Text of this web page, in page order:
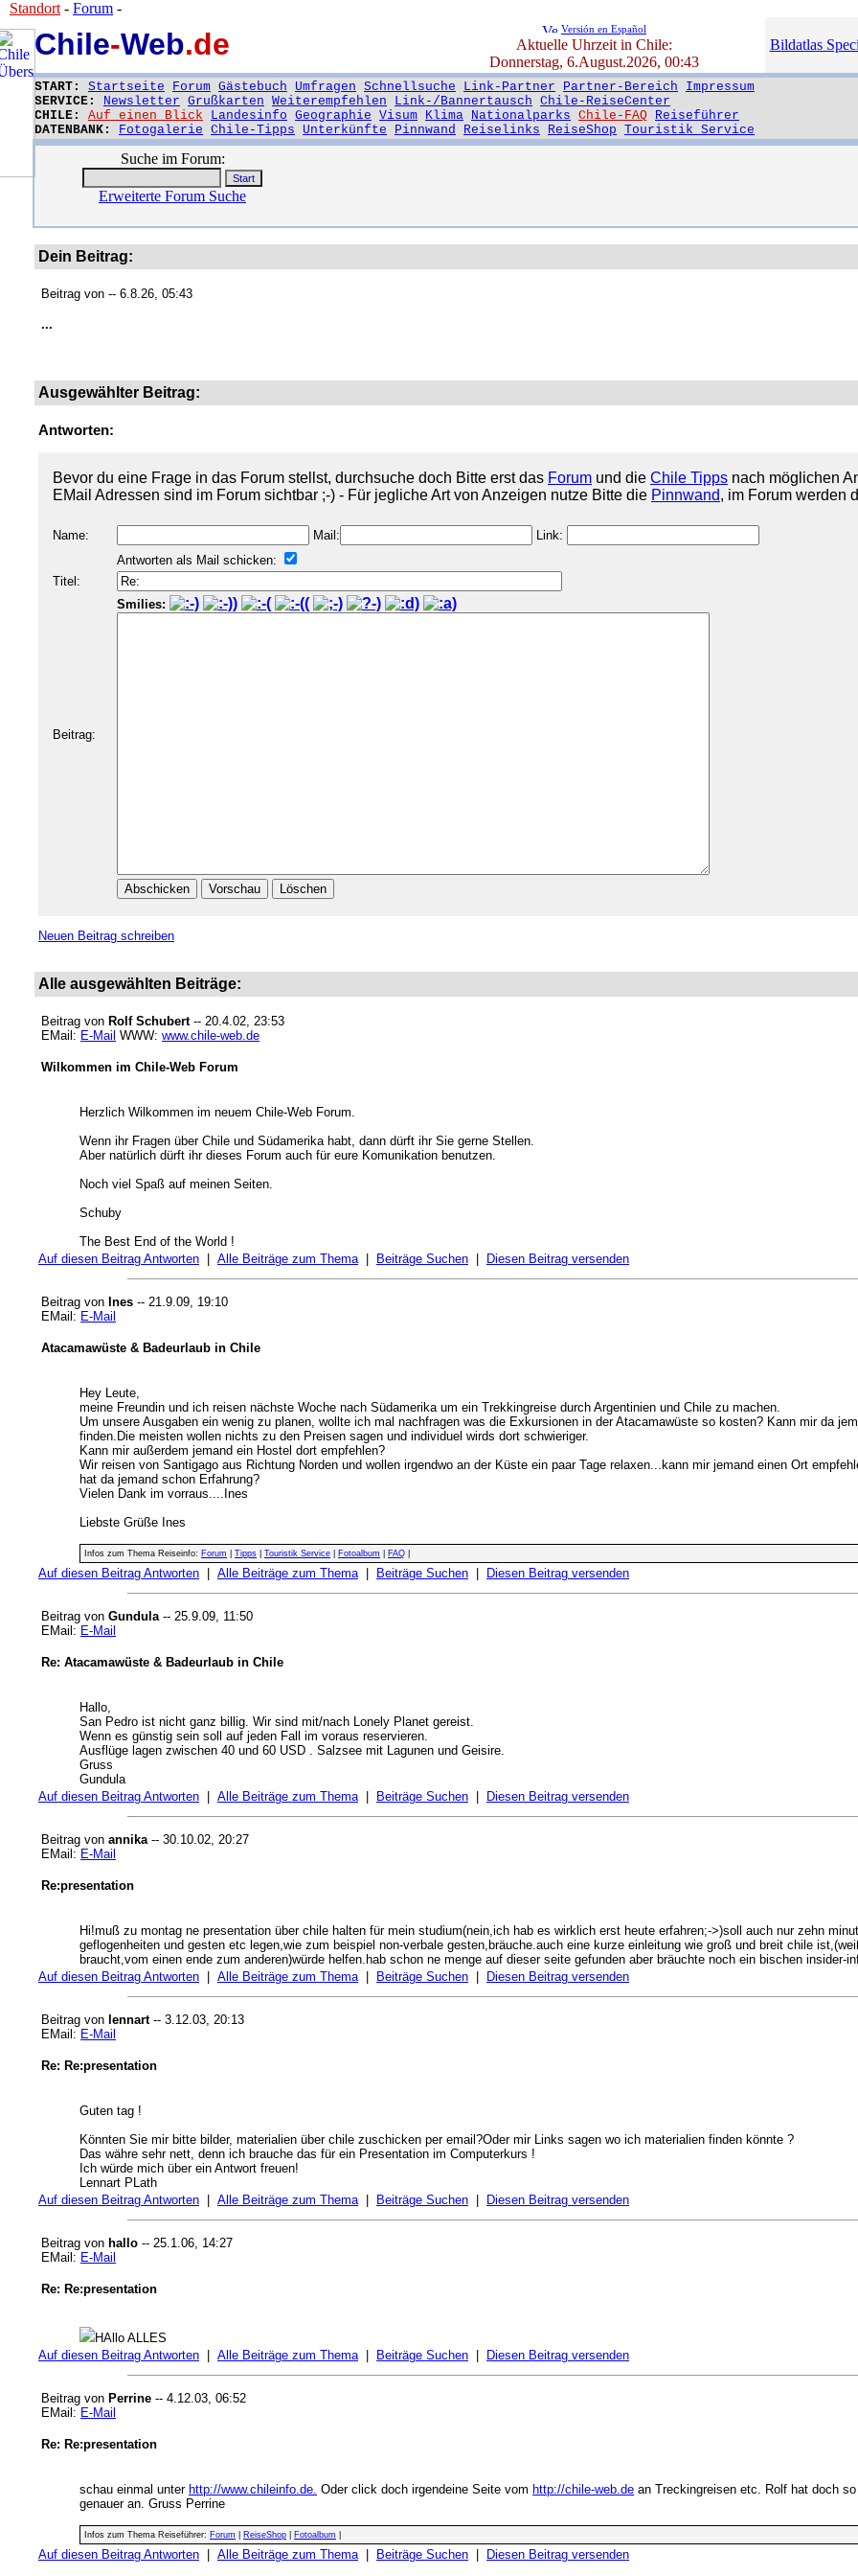
Chile-Web.de Versión en Español
Aktuelle Uhrzeit in Chile:
Donnerstag, 6.August.2026, 00:43
Bildatlas
START: Startseite Forum Gästebuch Umfragen Schnellsuche Link-Partner Partner-Bereich
Impressum
SERVICE: Newsletter Grußkarten Weiterempfehlen Link-/Bannertausch Chile-ReiseCenter
CHILE: Auf einen Blick Landesinfo Geographie Visum Klima Nationalparks Chile-FAQ Reiseführer
DATENBANK: Fotogalerie Chile-Tipps Unterkünfte Pinnwand Reiselinks ReiseShop Touristik Service
Standort - Forum -
Suche im Forum:
Erweiterte Forum Suche
Dein Beitrag:
Beitrag von -- 6.8.26, 05:43
...
Ausgewählter Beitrag:
Antworten:
Bevor du eine Frage in das Forum stellst, durchsuche doch Bitte erst das Forum und die Chile Tipps nach möglichen
EMail Adressen sind im Forum sichtbar ;-) - Für jegliche Art von Anzeigen nutze Bitte die Pinnwand, im Forum werden
Name: Mail:
Link:
Antworten als Mail schicken:
Titel:
Beitrag:
Smilies:
Neuen Beitrag schreiben
Alle ausgewählten Beiträge:
Beitrag von Rolf Schubert-- 20.4.02, 23:53
EMail: E-Mail WWW: www.chile-web.de
Wilkommen im Chile-Web Forum
Herzlich Wilkommen im neuem Chile-Web Forum.
Wenn ihr Fragen über Chile und Südamerika habt, dann dürft ihr Sie gerne Stellen.
Aber natürlich dürft ihr dieses Forum auch für eure Komunikation benutzen.
Noch viel Spaß auf meinen Seiten.
Schuby
The Best End of the World !
Auf diesen Beitrag Antworten
Alle Beiträge zum Thema| Beiträge Suchen Diesen Beitrag versenden
Beitrag von Ines -- 21.9.09, 19:10
EMail: E-Mail
Atacamawüste & Badeurlaub in Chile
Hey Leute,
meine Freundin und ich reisen nächste Woche nach Südamerika um ein Trekkingreise durch Argentinien und Chile zu machen.
Um unsere Ausgaben ein wenig zu planen, wollte ich mal nachfragen was die Exkursionen in der Atacamawüste so kosten? Kann mir da
finden.Die meisten wollen nichts zu den Preisen sagen und individuel wirds dort schwieriger.
Kann mir außerdem jemand ein Hostel dort empfehlen?
Wir reisen von Santigago aus Richtung Norden und wollen irgendwo an der Küste ein paar Tage relaxen...kann mir jemand einen Ort
hat da jemand schon Erfahrung?
Vielen Dank im vorraus....Ines
Liebste Grüße Ines
Infos zum Thema Reiseinfo: Forum Tipps Touristik Service Fotoalbum FAQ
Auf diesen Beitrag Antworten Alle Beiträge zum Thema| Beiträge Suchen Diesen Beitrag versenden
Beitrag von Gundula-- 25.9.09, 11:50
EMail: E-Mail
Re: Atacamawüste & Badeurlaub in Chile
Hallo,
San Pedro ist nicht ganz billig. Wir sind mit/nach Lonely Planet gereist.
Wenn es günstig sein soll auf jeden Fall im voraus reservieren.
Ausflüge lagen zwischen 40 und 60 USD . Salzsee mit Lagunen und Geisire.
Gruss
Gundula
Auf diesen Beitrag Antworten
Alle Beiträge zum Thema| Beiträge Suchen Diesen Beitrag versenden
Beitrag von annika-- 30.10.02, 20:27
EMail: E-Mail
Re:presentation
Hi!muß zu montag ne presentation über chile halten für mein studium(nein,ich hab es wirklich erst heute erfahren;->)soll auch nur zehn
geflogenheiten und gesten etc legen,wie zum beispiel non-verbale gesten,bräuche.auch eine kurze einleitung wie groß und breit chile
braucht,vom einen ende zum anderen)würde helfen.hab schon ne menge auf dieser seite gefunden aber bräuchte noch ein bischen insider-
Auf diesen Beitrag Antworten
Alle Beiträge zum Thema| Beiträge Suchen Diesen Beitrag versenden
Beitrag von lennart-- 3.12.03, 20:13
EMail: E-Mail
Re: Re:presentation
Guten tag !
Könnten Sie mir bitte bilder, materialien über chile zuschicken per email?Oder mir Links sagen wo ich materialien finden könnte ?
Das währe sehr nett, denn ich brauche das für ein Presentation im Computerkurs !
Ich würde mich über ein Antwort freuen!
Lennart PLath
Auf diesen Beitrag Antworten
Alle Beiträge zum Thema| Beiträge Suchen Diesen Beitrag versenden
Beitrag von hallo -- 25.1.06, 14:27
EMail: E-Mail
Re: Re:presentation
HAllo ALLES
Auf diesen Beitrag Antworten
Alle Beiträge zum Thema| Beiträge Suchen Diesen Beitrag versenden
Beitrag von Perrine -- 4.12.03, 06:52
EMail: E-Mail
Re: Re:presentation
schau einmal unter http://www.chileinfo.de. Oder click doch irgendeine Seite vom http://chile-web.de an Treckingreisen etc. Rolf hat doch
genauer an. Gruss Perrine
Infos zum Thema Reiseführer: Forum ReiseShop Fotoalbum
Auf diesen Beitrag Antworten Alle Beiträge zum Thema| Beiträge Suchen Diesen Beitrag versenden